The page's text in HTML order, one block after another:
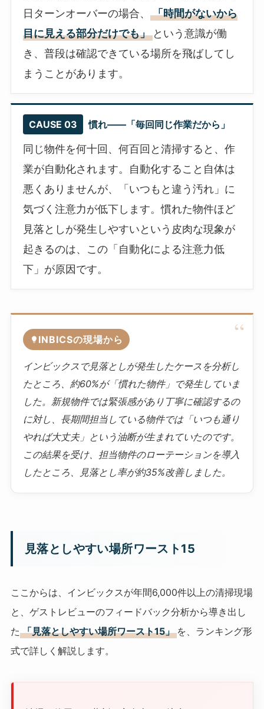
日ターンオーバーの場合、
「時間がないから
目に見える部分だけでも」という意識が働
き、普段は確認できている場所を飛ばしてし
まうことがあります。
CAUSE 03 慣れ——「毎回同じ作業だから」
同じ物件を何十回、何百回と清掃すると、作
業が自動化されます。自動化すること自体は
悪くありませんが、「いつもと違う汚れ」に
気づく注意力が低下します。慣れた物件ほど
見落としが発生しやすいという皮肉な現象が
起きるのは、この「自動化による注意力低
下」が原因です。
INBICSの現場から
インビックスで見落としが発生したケースを分析し
たところ、約60%が「慣れた物件」で発生していま
した。新規物件では緊張感があり丁寧に確認するの
に対し、長期間担当している物件では「いつも通り
やれば大丈夫」という油断が生まれていたのです。
この結果を受け、担当物件のローテーションを導入
したところ、見落とし率が約35%改善しました。
見落としやすい場所ワースト15
ここからは、インビックスが年間6,000件以上の清掃現場
と、ゲストレビューのフィードバック分析から導き出し
た 「見落としやすい場所ワースト15」 を、ランキング形
式で詳しく解説します。